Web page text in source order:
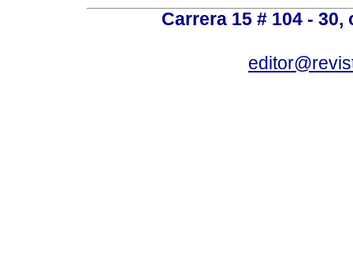
Carrera 15 # 104 -